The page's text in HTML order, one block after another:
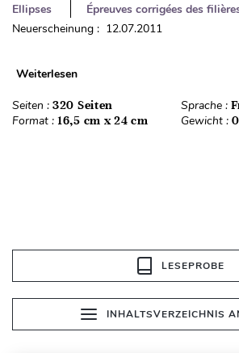
Ellipses
Épreuves corrigées des
Neuerscheinung : 12.07.2011
Weiterlesen
Seiten : 320 Seiten Sprache :
Format : 16,5 cm x 24 cm Gewicht :
LESEPROBE
INHALTSVERZEICHNIS